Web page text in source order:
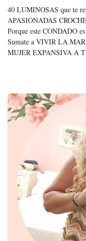
40 LUMINOSAS que te
APASIONADAS
Porque este CONDADO
Sumate a VIVIR LA
MUJER EXPANSIVA A